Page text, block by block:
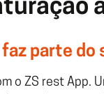
parte do
o ZS rest App.